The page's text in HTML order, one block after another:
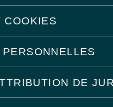
COOKIES
DE